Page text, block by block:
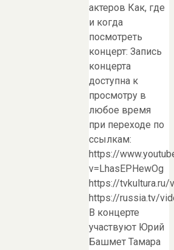
актеров Как, где
и когда
посмотреть
концерт: Запись
концерта
доступна к
просмотру в
любое время
при переходе по
ссылкам:
https://
v=LhasEPHewOg
https://
https://russia.tv/
В концерте
участвуют Юрий
Башмет Тамара